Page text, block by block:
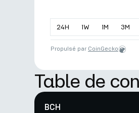
24H 1W 1M 3M
Propulsé par CoinGecko
Table de
BCH